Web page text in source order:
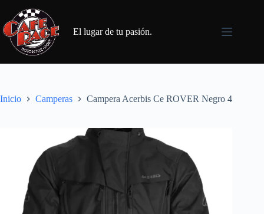
contenido
El lugar de tu pasión.
Inicio Camperas Campera Acerbis Ce ROVER Negro 4